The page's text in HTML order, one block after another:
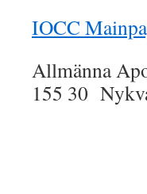
IOCC
Allmänna
155 30